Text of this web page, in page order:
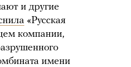
и другие
«Русская
компании,
имени